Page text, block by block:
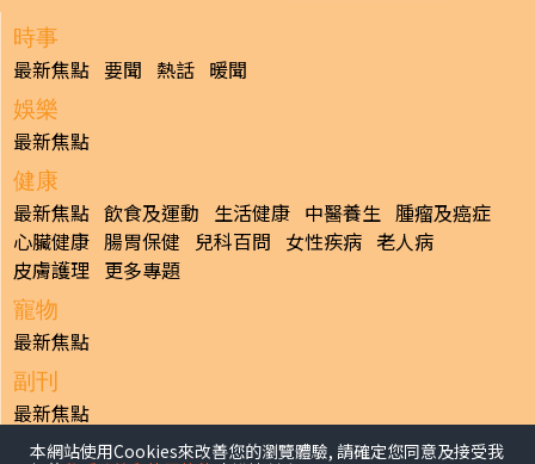
時事
最新焦點 要聞 熱話 暖聞
娛樂
最新焦點
健康
最新焦點 飲食及運動 生活健康 中醫養生 腫瘤及癌症
心臟健康 腸胃保健 兒科百問 女性疾病 老人病
皮膚護理 更多專題
寵物
最新焦點
副刊
最新焦點
日報
本網站使用Cookies來改善您的瀏覽體驗, 請確定您同意及接受我